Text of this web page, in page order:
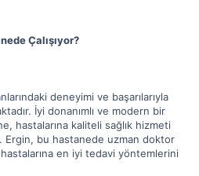
Çalışıyor?
deneyimi ve başarılarıyla
İyi donanımlı ve modern bir
hastalarına kaliteli sağlık hizmeti
Ergin, bu hastanede uzman doktor
en iyi tedavi yöntemlerini